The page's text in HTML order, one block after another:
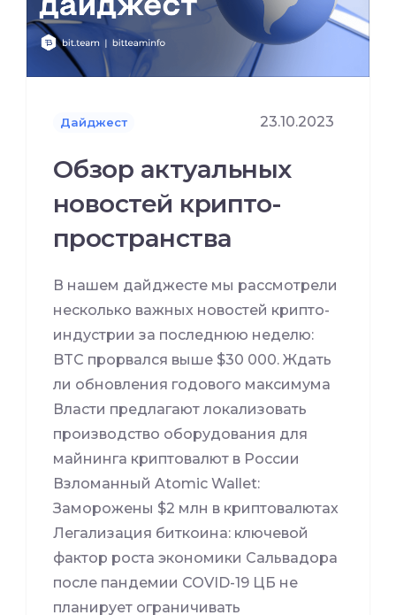
Дайджест 23.10.2023
Обзор актуальных
новостей крипто-
пространства
В нашем дайджесте мы рассмотрели
несколько важных новостей крипто-
индустрии за последнюю неделю:
BTC прорвался выше $30 000. Ждать
ли обновления годового максимума
Власти предлагают локализовать
производство оборудования для
майнинга криптовалют в России
Взломанный Atomic Wallet:
Заморожены $2 млн в криптовалютах
Легализация биткоина: ключевой
фактор роста экономики Сальвадора
после пандемии COVID-19 ЦБ не
планирует ограничивать